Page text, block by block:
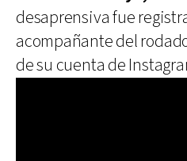
desaprensiva fue
acompañante del
de su cuenta de